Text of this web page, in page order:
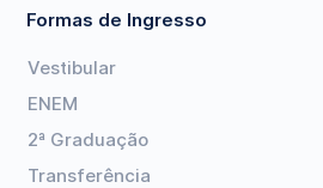
Formas de Ingresso
Vestibular
ENEM
2ª Graduação
Transferência